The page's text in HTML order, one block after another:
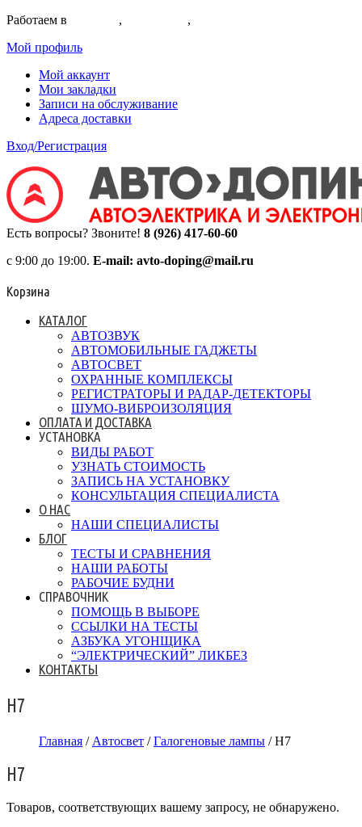
Работаем в , ,
Мой профиль
Мой аккаунт
Мои закладки
Записи на обслуживание
Адреса доставки
Вход/Регистрация
Есть вопросы? Звоните! 8 (926) 417-60-60
с 9:00 до 19:00. E-mail: avto-doping@mail.ru
Корзина
КАТАЛОГ
АВТОЗВУК
АВТОМОБИЛЬНЫЕ ГАДЖЕТЫ
АВТОСВЕТ
ОХРАННЫЕ КОМПЛЕКСЫ
РЕГИСТРАТОРЫ И РАДАР-ДЕТЕКТОРЫ
ШУМО-ВИБРОИЗОЛЯЦИЯ
ОПЛАТА И ДОСТАВКА
УСТАНОВКА
ВИДЫ РАБОТ
УЗНАТЬ СТОИМОСТЬ
ЗАПИСЬ НА УСТАНОВКУ
КОНСУЛЬТАЦИЯ СПЕЦИАЛИСТА
О НАС
НАШИ СПЕЦИАЛИСТЫ
БЛОГ
ТЕСТЫ И СРАВНЕНИЯ
НАШИ РАБОТЫ
РАБОЧИЕ БУДНИ
СПРАВОЧНИК
ПОМОЩЬ В ВЫБОРЕ
ССЫЛКИ НА ТЕСТЫ
АЗБУКА УГОНЩИКА
“ЭЛЕКТРИЧЕСКИЙ” ЛИКБЕЗ
КОНТАКТЫ
H7
Главная / Автосвет /Галогеновые лампы / H7
H7
Товаров, соответствующих вашему запросу, не обнаружено.